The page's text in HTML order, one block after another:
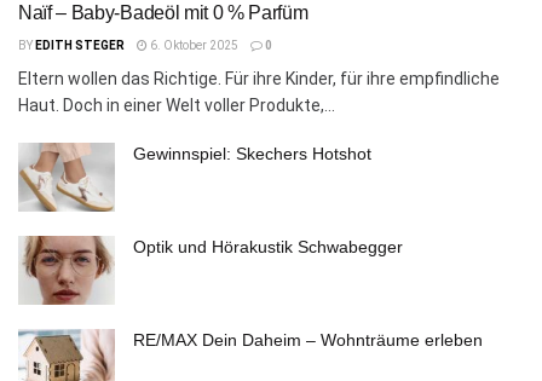
Naïf – Baby-Badeöl mit 0 % Parfüm
BY EDITH STEGER 6. Oktober 2025 0
Eltern wollen das Richtige. Für ihre Kinder, für ihre empfindliche
Haut. Doch in einer Welt voller Produkte,...
Gewinnspiel: Skechers Hotshot
Optik und Hörakustik Schwabegger
RE/MAX Dein Daheim – Wohnträume erleben